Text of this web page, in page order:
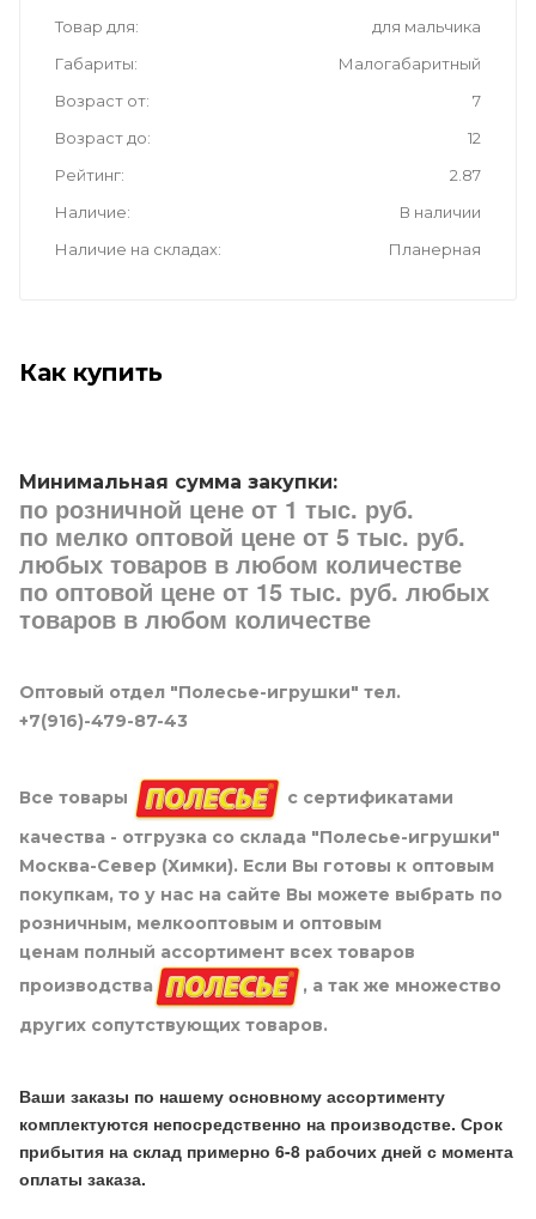
Товар для
для мальчика
Габариты
Малогабаритный
Возраст от
7
Возраст до
12
Рейтинг
2.87
Наличие
В наличии
Наличие на складах
Планерная
Как купить
Минимальная сумма закупки:
по розничной цене от 1 тыс. руб.
по мелко оптовой цене от 5 тыс. руб.
любых товаров в любом количестве
по оптовой цене от 15 тыс. руб. любых
товаров в любом количестве
Оптовый отдел "Полесье-игрушки" тел.
+7(916)-479-87-43
Все товары
с сертификатами
качества - отгрузка со склада "Полесье-игрушки"
Москва-Север (Химки). Если Вы готовы к оптовым
покупкам, то у нас на сайте Вы можете выбрать по
розничным, мелкооптовым и оптовым
ценам полный ассортимент всех товаров
производства
, а так же множество
других сопутствующих товаров.
Ваши заказы по нашему основному ассортименту
комплектуются непосредственно на производстве. Срок
прибытия на склад примерно 6-8 рабочих дней с момента
оплаты заказа.